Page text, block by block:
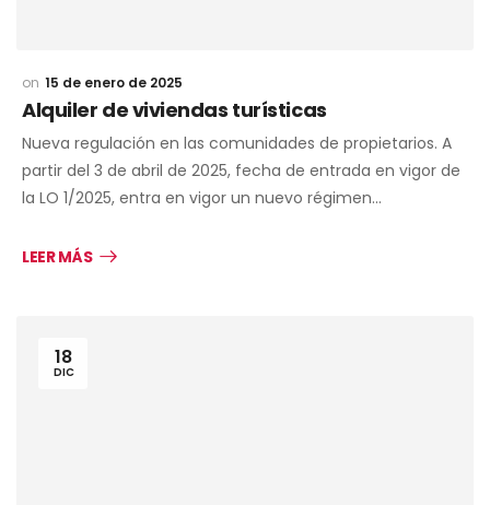
15 de enero de 2025
Alquiler de viviendas turísticas
Nueva regulación en las comunidades de propietarios. A
partir del 3 de abril de 2025, fecha de entrada en vigor de
la LO 1/2025, entra en vigor un nuevo régimen…
LEER MÁS
18
DIC